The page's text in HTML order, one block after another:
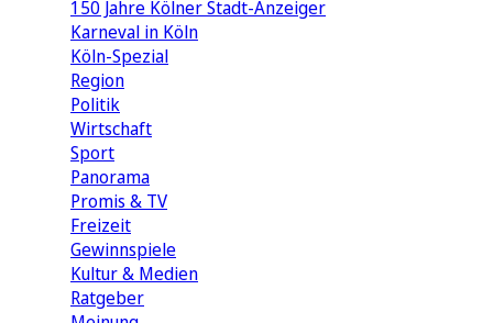
150 Jahre Kölner Stadt-Anzeiger
Karneval in Köln
Köln-Spezial
Region
Politik
Wirtschaft
Sport
Panorama
Promis & TV
Freizeit
Gewinnspiele
Kultur & Medien
Ratgeber